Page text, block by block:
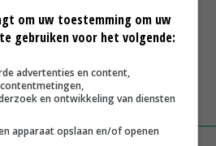
krijgen compensatie
om uw toestemming om uw
gebruiken voor het volgende:
advertenties en content,
en ontwikkeling van diensten
apparaat opslaan en/of openen